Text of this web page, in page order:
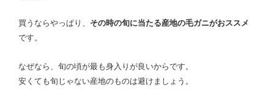
買うならやっぱり、 その時の旬に当たる産地の毛ガニがおススメ
です。
なぜなら、旬の頃が最も身入りが良いからです。
安くても旬じゃない産地のものは避けましょう。